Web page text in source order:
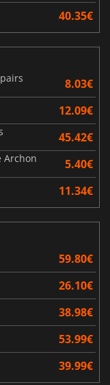
40.35€
8.03€
12.09€
45.42€
Archon 5.40€
11.34€
59.80€
26.10€
38.98€
53.99€
39.99€